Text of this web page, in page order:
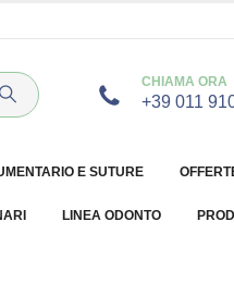
CHIAMA ORA
+39 011
E SUTURE
LINEA ODONTO